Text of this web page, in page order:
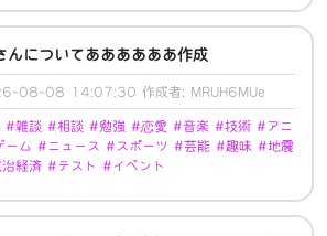
んについてああああああ作成
08-08 14:07:30 作成者: MRUH6MUe
#雑談 #相談 #勉強 #恋愛 #音楽 #技術 #アニ
ーム #ニュース #スポーツ #芸能 #趣味 #地震
経済 #テスト #イベント